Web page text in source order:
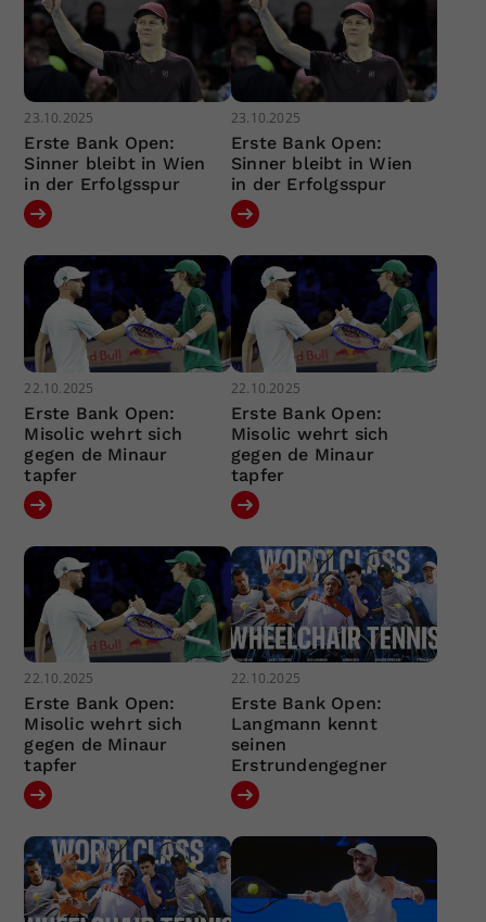
23.10.2025
Erste Bank Open:
Sinner bleibt in Wien
in der Erfolgsspur
23.10.2025
Erste Bank Open:
Sinner bleibt in Wien
in der Erfolgsspur
22.10.2025
Erste Bank Open:
Misolic wehrt sich
gegen de Minaur
tapfer
22.10.2025
Erste Bank Open:
Misolic wehrt sich
gegen de Minaur
tapfer
22.10.2025
Erste Bank Open:
Misolic wehrt sich
gegen de Minaur
tapfer
22.10.2025
Erste Bank Open:
Langmann kennt
seinen
Erstrundengegner